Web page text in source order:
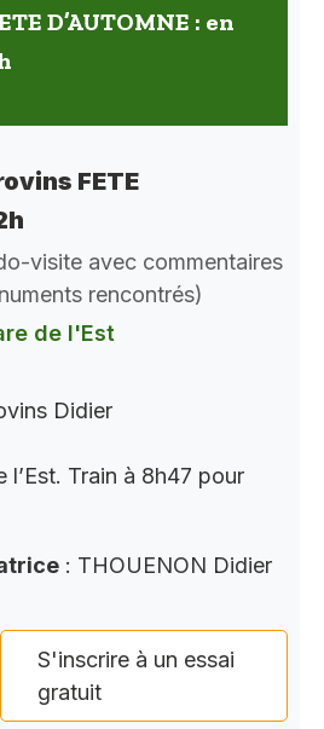
D’AUTOMNE : en
FETE
visite avec commentaires
rencontrés)
de l'Est
Didier
l’Est. Train à 8h47 pour
: THOUENON Didier
S'inscrire à un essai
gratuit